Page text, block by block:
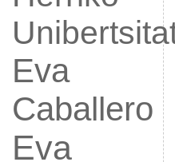
Eva
Caballero
Eva